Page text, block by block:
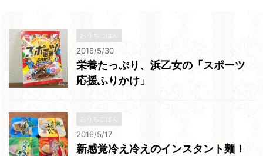
おうちごはん
2016/5/30
栄養たっぷり、浜乙女の「スポーツ
応援ふりかけ」
おうちごはん
2016/5/17
新感覚冷え冷えのインスタント麺！